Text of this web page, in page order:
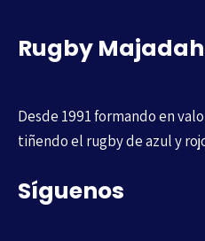
Rugby
Desde 1991 formando en
tiñendo el rugby de azul y
Síguenos